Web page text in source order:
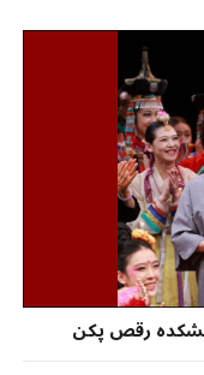
رقص پکن